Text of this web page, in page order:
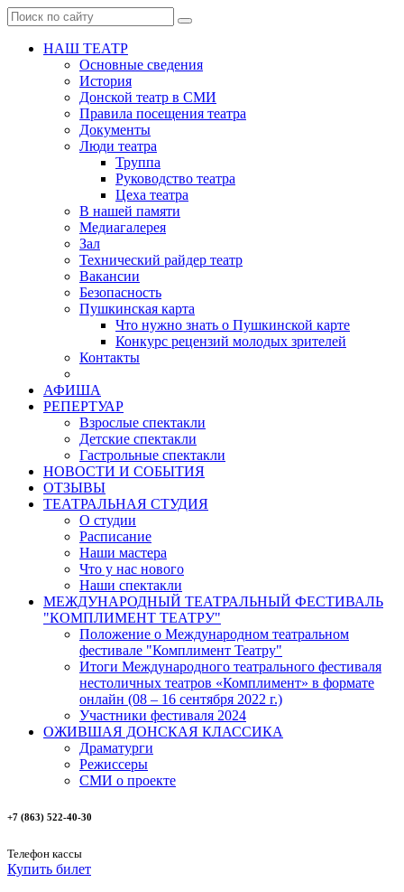
НАШ ТЕАТР
Основные сведения
История
Донской театр в СМИ
Правила посещения театра
Документы
Люди театра
Труппа
Руководство театра
Цеха театра
В нашей памяти
Медиагалерея
Зал
Технический райдер театр
Вакансии
Безопасность
Пушкинская карта
Что нужно знать о Пушкинской карте
Конкурс рецензий молодых зрителей
Контакты
АФИША
РЕПЕРТУАР
Взрослые спектакли
Детские спектакли
Гастрольные спектакли
НОВОСТИ И СОБЫТИЯ
ОТЗЫВЫ
ТЕАТРАЛЬНАЯ СТУДИЯ
О студии
Расписание
Наши мастера
Что у нас нового
Наши спектакли
МЕЖДУНАРОДНЫЙ ТЕАТРАЛЬНЫЙ ФЕСТИВАЛЬ
"КОМПЛИМЕНТ ТЕАТРУ"
Положение о Международном театральном
фестивале "Комплимент Театру"
Итоги Международного театрального фестиваля
нестоличных театров «Комплимент» в формате
онлайн (08 – 16 сентября 2022 г.)
Участники фестиваля 2024
ОЖИВШАЯ ДОНСКАЯ КЛАССИКА
Драматурги
Режиссеры
СМИ о проекте
+7 (863) 522-40-30
Телефон кассы
Купить билет